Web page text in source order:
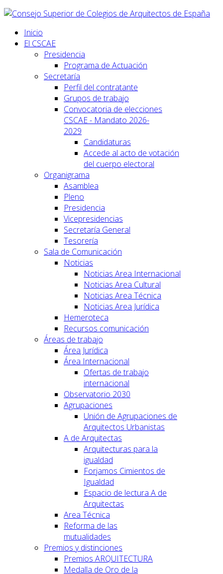
Inicio
El CSCAE
Presidencia
Programa de Actuación
Secretaría
Perfil del contratante
Grupos de trabajo
Convocatoria de elecciones
CSCAE - Mandato 2026-
2029
Candidaturas
Accede al acto de votación
del cuerpo electoral
Organigrama
Asamblea
Pleno
Presidencia
Vicepresidencias
Secretaría General
Tesorería
Sala de Comunicación
Noticias
Noticias Area Internacional
Noticias Area Cultural
Noticias Area Técnica
Noticias Area Jurídica
Hemeroteca
Recursos comunicación
Áreas de trabajo
Área Jurídica
Área Internacional
Ofertas de trabajo
internacional
Observatorio 2030
Agrupaciones
Unión de Agrupaciones de
Arquitectos Urbanistas
A de Arquitectas
Arquitecturas para la
igualdad
Forjamos Cimientos de
Igualdad
Espacio de lectura A de
Arquitectas
Area Técnica
Reforma de las
mutualidades
Premios y distinciones
Premios ARQUITECTURA
Medalla de Oro de la